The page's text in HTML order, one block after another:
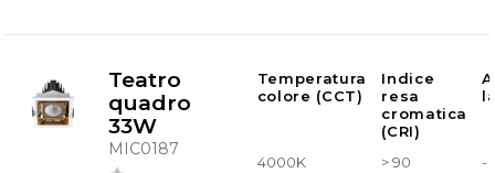
Teatro
quadro
33W
MIC0187
Temperatura
colore (CCT)
Indice
resa
cromatica
(CRI)
4000K > 90 -